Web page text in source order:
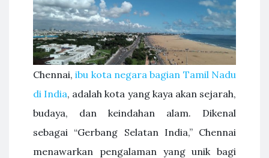
Chennai,ibu kota negara bagian Tamil Nadu
di India, adalah kota yang kaya akan sejarah,
budaya, dan keindahan alam. Dikenal
sebagai “Gerbang Selatan India,” Chennai
menawarkan pengalaman yang unik bagi